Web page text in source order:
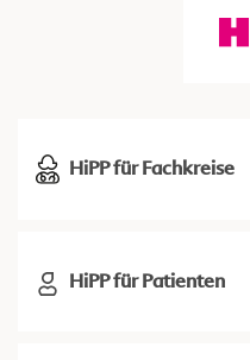
HiPP für Fachkreise
HiPP für Patienten